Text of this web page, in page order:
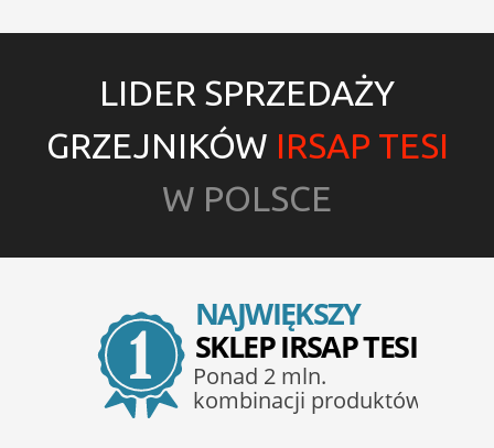
LIDER SPRZEDAŻY
GRZEJNIKÓW IRSAP TESI
W POLSCE